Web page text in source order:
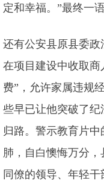
定和幸福。”最终一
还有公安县原县委政
在项目建设中收取商
费”，允许家属违规
些早已让他突破了
归路。警示教育片
肺，自白懊悔万分
同僚的领导、年轻